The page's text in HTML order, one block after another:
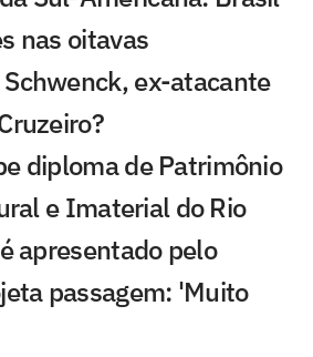
nas oitavas
ex-atacante
diploma de Patrimônio
e Imaterial do Rio
apresentado pelo
passagem: 'Muito